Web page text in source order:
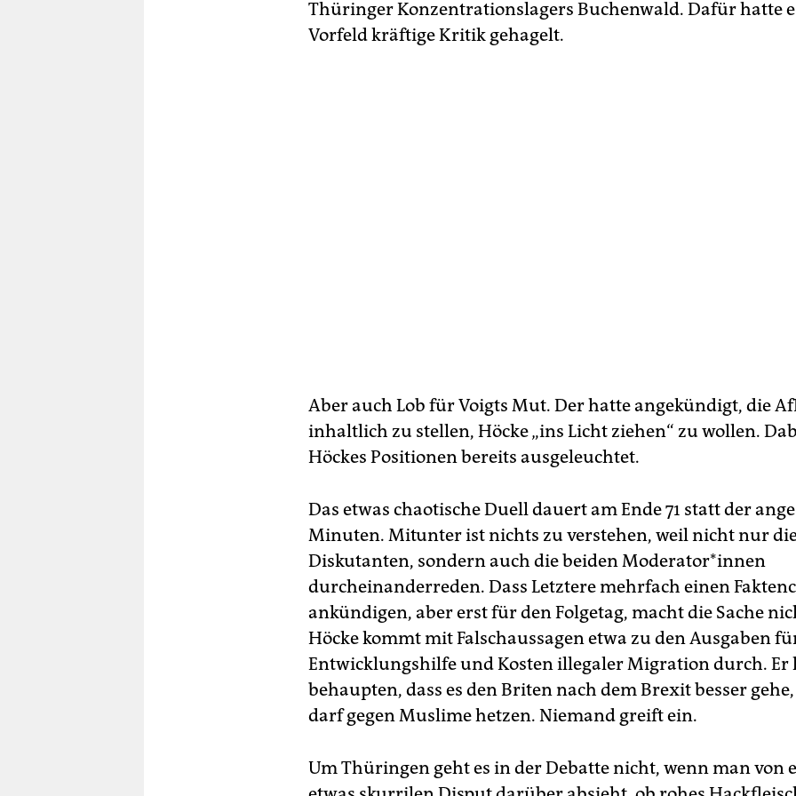
Thüringer Konzentrationslagers Buchenwald. Dafür hatte
Vorfeld kräftige Kritik gehagelt.
Aber auch Lob für Voigts Mut. Der hatte angekündigt, die
inhaltlich zu stellen, Höcke „ins Licht ziehen“ zu wollen.
Höckes Positionen bereits ausgeleuchtet.
Das etwas chaotische Duell dauert am Ende 71 statt der
Minuten. Mitunter ist nichts zu verstehen, weil nicht nur
Diskutanten, sondern auch die beiden Mo­de­ra­to­r*in­nen
durcheinanderreden. Dass Letztere mehrfach einen
ankündigen, aber erst für den Folgetag, macht die Sache
Höcke kommt mit Falschaussagen etwa zu den Ausgaben
Entwicklungshilfe und Kosten illegaler Migration durch. Er
behaupten, dass es den Briten nach dem Brexit besser
darf gegen Muslime hetzen. Niemand greift ein.
Um Thüringen geht es in der Debatte nicht, wenn man von